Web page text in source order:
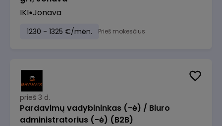
IKI Jonava
1230 - 1325 €/mėn. Prieš mokesčius
prieš 3 d.
Pardavimų vadybininkas (-ė) / Biuro
administratorius (-ė) (B2B)